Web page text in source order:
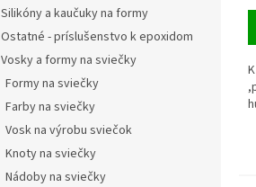
Silikóny a kaučuky na formy
Ostatné - príslušenstvo k epoxidom
Vosky a formy na sviečky
Formy na sviečky
Farby na sviečky
Vosk na výrobu sviečok
Knoty na sviečky
Nádoby na sviečky